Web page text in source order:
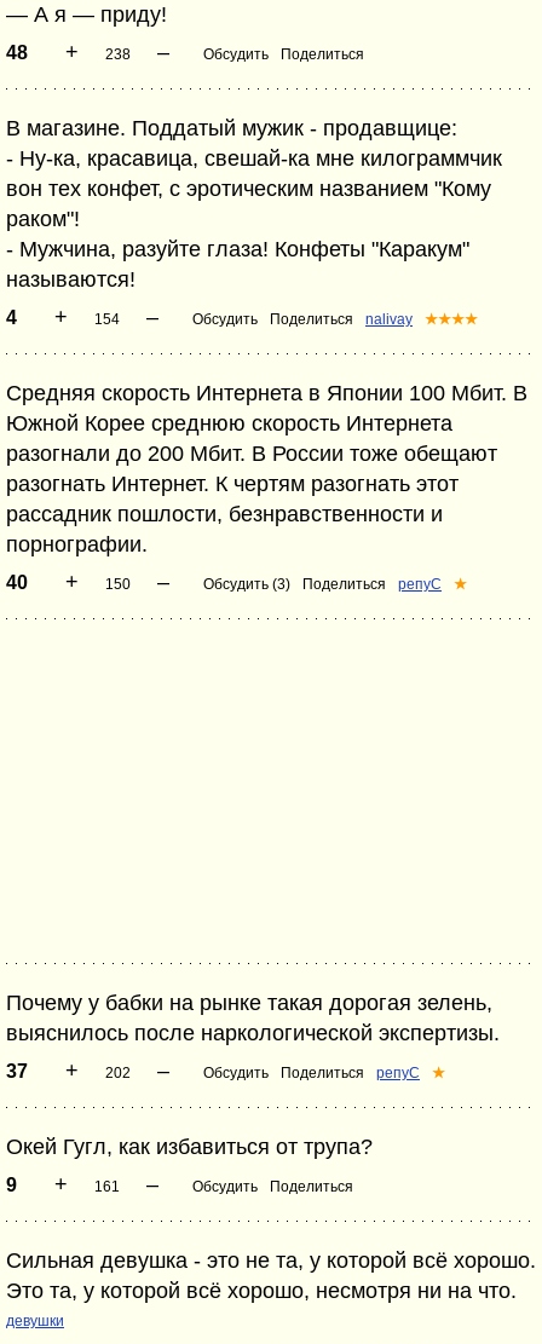
— А я — приду!
48 + 238 – Обсудить Поделиться
В магазине. Поддатый мужик - продавщице:
- Ну-ка, красавица, свешай-ка мне килограммчик
вон тех конфет, с эротическим названием "Кому
раком"!
- Мужчина, разуйте глаза! Конфеты "Каракум"
называются!
4 + 154 – Обсудить Поделиться nalivay ★★★★
Средняя скорость Интернета в Японии 100 Мбит. В
Южной Корее среднюю скорость Интернета
разогнали до 200 Мбит. В России тоже обещают
разогнать Интернет. К чертям разогнать этот
рассадник пошлости, безнравственности и
порнографии.
40 + 150 – Обсудить (3) Поделиться репуС ★
Почему у бабки на рынке такая дорогая зелень,
выяснилось после наркологической экспертизы.
37 + 202 – Обсудить Поделиться репуС ★
Окей Гугл, как избавиться от трупа?
9 + 161 – Обсудить Поделиться
Сильная девушка - это не та, у которой всё хорошо.
Это та, у которой всё хорошо, несмотря ни на что.
девушки